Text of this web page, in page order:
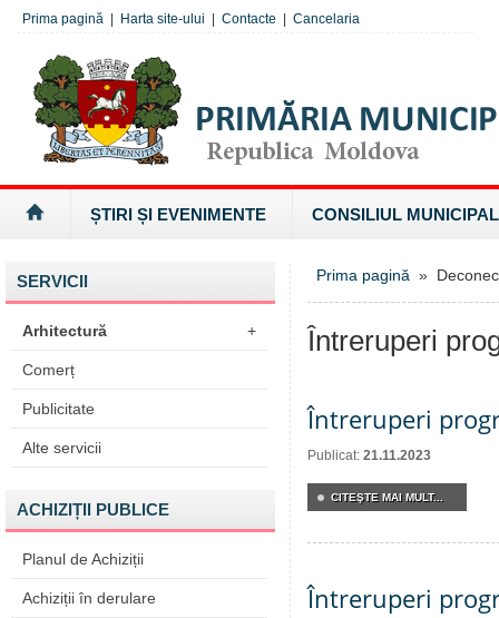
Prima pagină Harta site-ului Contacte Cancelaria
ȘTIRI ȘI EVENIMENTE CONSILIUL MUNICIPAL
SERVICII
Arhitectură +
Comerț
Publicitate
Alte servicii
ACHIZIȚII PUBLICE
Planul de Achiziții
Achiziții în derulare
Prima pagină »
Întreruperi
Întreruperi
Publicat: 21.11.2023
CITEŞTE MAI MULT...
Întreruperi